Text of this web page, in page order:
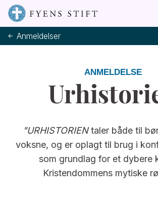
Anmeldelser
ANMELDELSE
"URHISTORIENtaler både til
voksne, og er oplagt til brug i
som grundlag for et dybere
Kristendommens mytiske